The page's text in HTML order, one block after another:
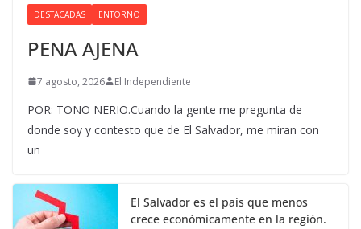
DESTACADAS ENTORNO
PENA AJENA
7 agosto, 2026 El Independiente
POR: TOÑO NERIO.Cuando la gente me pregunta de
donde soy y contesto que de El Salvador, me miran con
un
El Salvador es el país que menos
crece económicamente en la región.